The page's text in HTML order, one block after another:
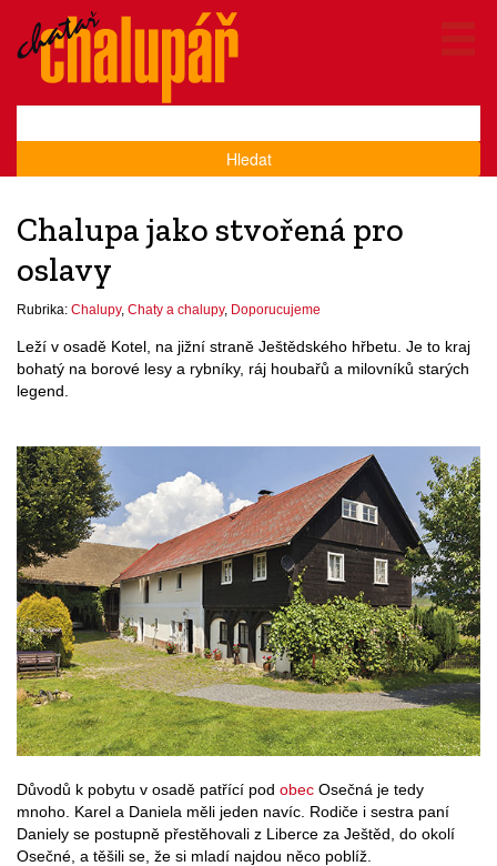
Hledat
Chalupa jako stvořená pro
oslavy
Rubrika: Chalupy, Chaty a chalupy, Doporucujeme
Leží v osadě Kotel, na jižní straně Ještědského hřbetu. Je to kraj
bohatý na borové lesy a rybníky, ráj houbařů a milovníků starých
legend.
Důvodů k pobytu v osadě patřící pod obec Osečná je tedy
mnoho. Karel a Daniela měli jeden navíc. Rodiče i sestra paní
Daniely se postupně přestěhovali z Liberce za Ještěd, do okolí
Osečné, a těšili se, že si mladí najdou něco poblíž.